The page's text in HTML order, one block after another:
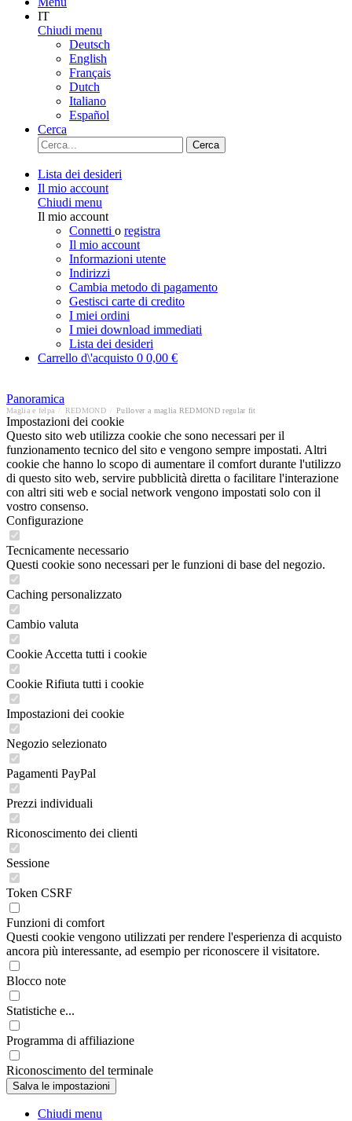
IT
Chiudi menu
Deutsch
English
Français
Dutch
Italiano
Español
Cerca
Cerca
Lista dei desideri
Il mio account
Chiudi menu
Il mio account
Connetti o registra
Il mio account
Informazioni utente
Indirizzi
Cambia metodo di pagamento
Gestisci carte di credito
I miei ordini
I miei download immediati
Lista dei desideri
Carrello d\'acquisto 0 0,00 €
Panoramica
Maglia e felpa REDMOND Pullover a maglia REDMOND regular fit
Impostazioni dei cookie
Questo sito web utilizza cookie che sono necessari per il
funzionamento tecnico del sito e vengono sempre impostati. Altri
cookie che hanno lo scopo di aumentare il comfort durante l'utilizzo
di questo sito web, servire pubblicità diretta o facilitare l'interazione
con altri siti web e social network vengono impostati solo con il
vostro consenso.
Configurazione
Tecnicamente necessario
Questi cookie sono necessari per le funzioni di base del negozio.
Caching personalizzato
Cambio valuta
Cookie Accetta tutti i cookie
Cookie Rifiuta tutti i cookie
Impostazioni dei cookie
Negozio selezionato
Pagamenti PayPal
Prezzi individuali
Riconoscimento dei clienti
Sessione
Token CSRF
Funzioni di comfort
Questi cookie vengono utilizzati per rendere l'esperienza di acquisto
ancora più interessante, ad esempio per riconoscere il visitatore.
Blocco note
Statistiche e...
Programma di affiliazione
Riconoscimento del terminale
Chiudi menu